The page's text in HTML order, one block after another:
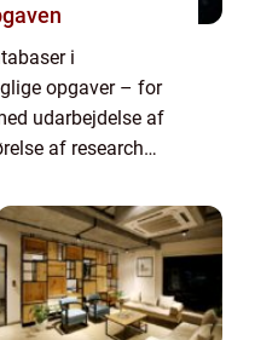
i
opgaver – for
udarbejdelse af
af research
SQL....